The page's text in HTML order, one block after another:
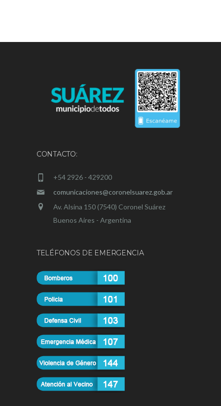
CONTACTO:
+54 2926 - 429200
comunicaciones@coronelsuarez.gob.ar
Av. Alsina 150 (7540) Coronel Suárez
Buenos Aires - Argentina
TELÉFONOS DE EMERGENCIA